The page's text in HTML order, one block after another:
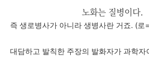
노화는 질병이다.
즉 생로병사가 아니라 생병사란 거죠. (로=
대담하고 발칙한 주장의 발화자가 과학자